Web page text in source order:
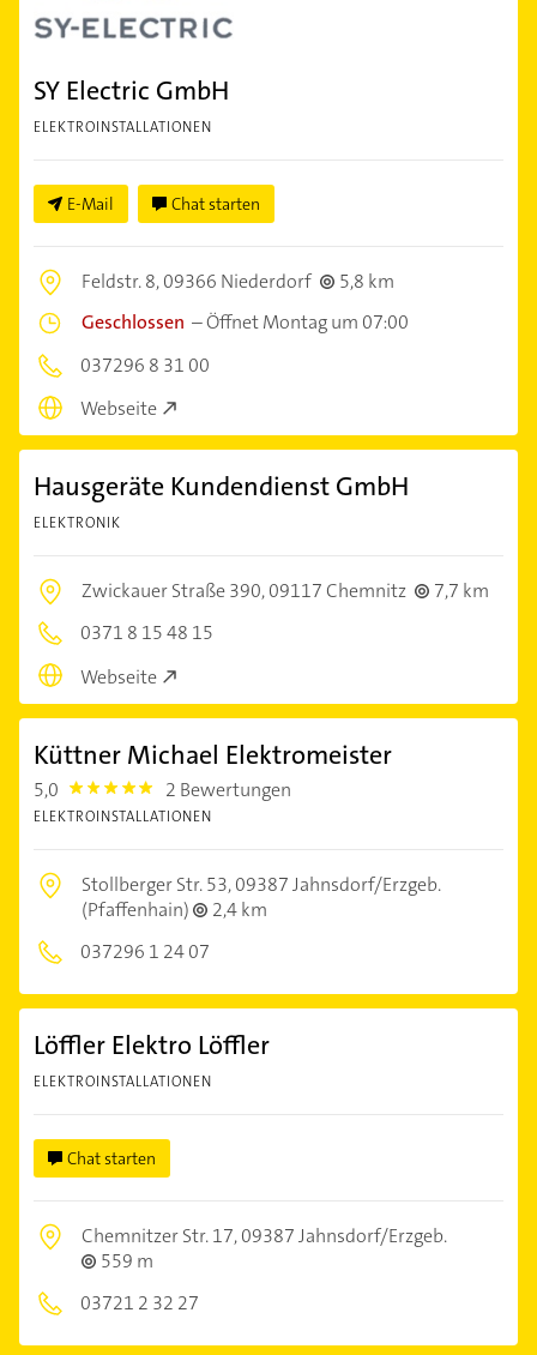
SY Electric GmbH
ELEKTROINSTALLATIONEN
E-Mail Chat starten
Feldstr. 8,09366 Niederdorf
5,8 km
Geschlossen –Öffnet Montag um 07:00
037296 8 31 00
Webseite
Hausgeräte Kundendienst GmbH
ELEKTRONIK
Zwickauer Straße 390,09117 Chemnitz
7,7 km
0371 8 15 48 15
Webseite
Küttner Michael Elektromeister
5,0 5.0 2 Bewertungen
ELEKTROINSTALLATIONEN
Stollberger Str. 53,09387 Jahnsdorf/Erzgeb.
(Pfaffenhain)
2,4 km
037296 1 24 07
Löffler Elektro Löffler
ELEKTROINSTALLATIONEN
Chat starten
Chemnitzer Str. 17,09387 Jahnsdorf/Erzgeb.
559 m
03721 2 32 27